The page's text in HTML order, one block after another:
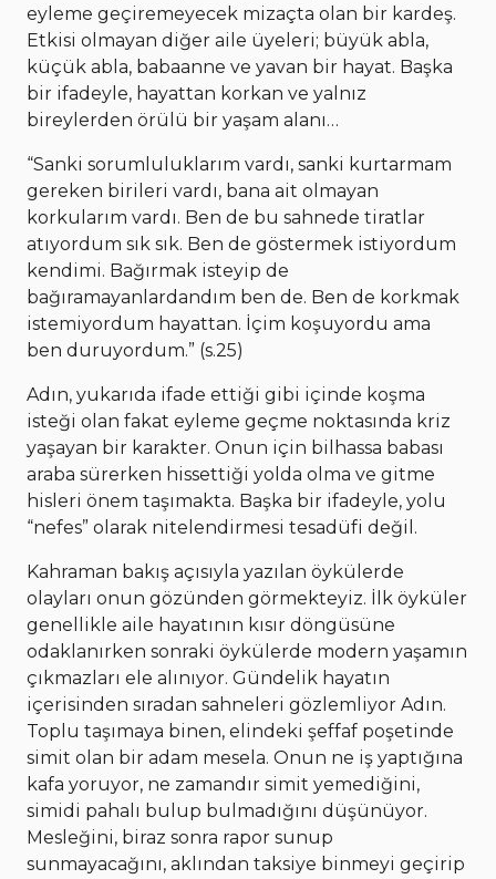
eyleme geçiremeyecek mizaçta olan bir kardeş.
Etkisi olmayan diğer aile üyeleri; büyük abla,
küçük abla, babaanne ve yavan bir hayat. Başka
bir ifadeyle, hayattan korkan ve yalnız
bireylerden örülü bir yaşam alanı…
“Sanki sorumluluklarım vardı, sanki kurtarmam
gereken birileri vardı, bana ait olmayan
korkularım vardı. Ben de bu sahnede tiratlar
atıyordum sık sık. Ben de göstermek istiyordum
kendimi. Bağırmak isteyip de
bağıramayanlardandım ben de. Ben de korkmak
istemiyordum hayattan. İçim koşuyordu ama
ben duruyordum.” (s.25)
Adın, yukarıda ifade ettiği gibi içinde koşma
isteği olan fakat eyleme geçme noktasında kriz
yaşayan bir karakter. Onun için bilhassa babası
araba sürerken hissettiği yolda olma ve gitme
hisleri önem taşımakta. Başka bir ifadeyle, yolu
“nefes” olarak nitelendirmesi tesadüfi değil.
Kahraman bakış açısıyla yazılan öykülerde
olayları onun gözünden görmekteyiz. İlk öyküler
genellikle aile hayatının kısır döngüsüne
odaklanırken sonraki öykülerde modern yaşamın
çıkmazları ele alınıyor. Gündelik hayatın
içerisinden sıradan sahneleri gözlemliyor Adın.
Toplu taşımaya binen, elindeki şeffaf poşetinde
simit olan bir adam mesela. Onun ne iş yaptığına
kafa yoruyor, ne zamandır simit yemediğini,
simidi pahalı bulup bulmadığını düşünüyor.
Mesleğini, biraz sonra rapor sunup
sunmayacağını, aklından taksiye binmeyi geçirip